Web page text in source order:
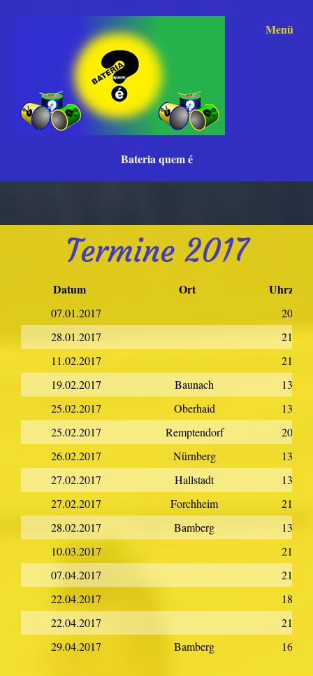
Bateria quem é
Menü
Termine 2017
Datum Ort Uhrzeit
07.01.2017
20:00
28.01.2017
21:00
11.02.2017
21:30
19.02.2017
Baunach
13:00
25.02.2017
Oberhaid
13:00
25.02.2017
Remptendorf
20:00
26.02.2017
Nürnberg
13:00
27.02.2017
Hallstadt
13:00
27.02.2017
Forchheim
21:30
28.02.2017
Bamberg
13:00
10.03.2017
21:00
07.04.2017
21:00
22.04.2017
18:00
22.04.2017
21:00
29.04.2017
Bamberg 16:00